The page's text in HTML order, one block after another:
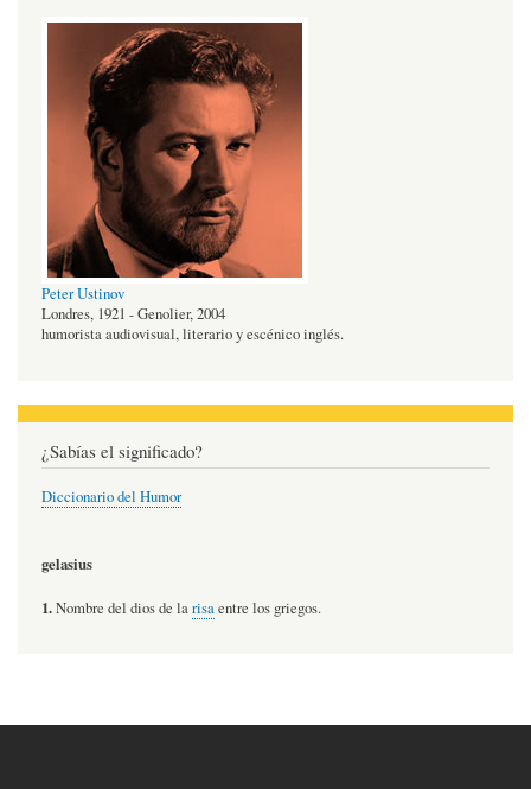
Peter Ustinov
Londres, 1921 - Genolier, 2004
humorista audiovisual, literario y escénico inglés.
¿Sabías el significado?
Diccionario del Humor
gelasius
1.Nombre del dios de larisaentre los griegos.